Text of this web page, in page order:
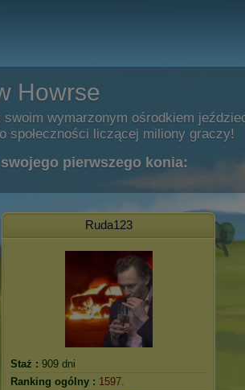
Howrse
swoim wymarzonym ośrodkiem
społeczności liczącej miliony graczy!
pierwszego konia:
Ruda123
Staż : 909 dni
Ranking ogólny : 1597.